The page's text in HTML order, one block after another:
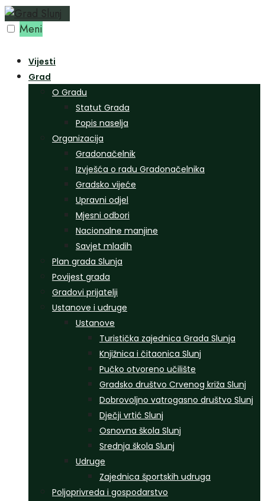
Preskoči
na Meni
Vijesti
Grad
O Gradu
Statut Grada
Popis naselja
Organizacija
Gradonačelnik
Izvješća o radu Gradonačelnika
Gradsko vijeće
Upravni odjel
Mjesni odbori
Nacionalne manjine
Savjet mladih
Plan grada Slunja
Povijest grada
Gradovi prijatelji
Ustanove i udruge
Ustanove
Turistička zajednica Grada Slunja
Knjižnica i čitaonica Slunj
Pučko otvoreno učilište
Gradsko društvo Crvenog križa Slunj
Dobrovoljno vatrogasno društvo Slunj
Dječji vrtić Slunj
Osnovna škola Slunj
Srednja škola Slunj
Udruge
Zajednica športskih udruga
Poljoprivreda i gospodarstvo